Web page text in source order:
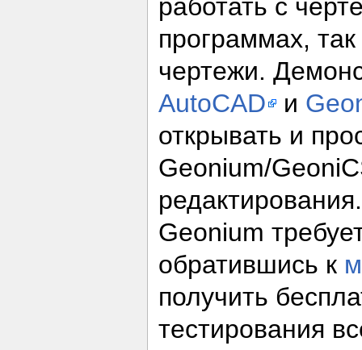
работать с
программах,
чертежи.
AutoCAD
и
открывать и
Geonium/
Geonium
обратившись к
получить
тестирования